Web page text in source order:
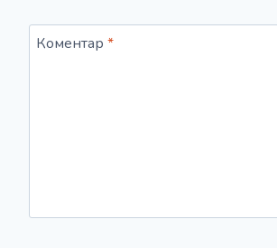
Коментар *